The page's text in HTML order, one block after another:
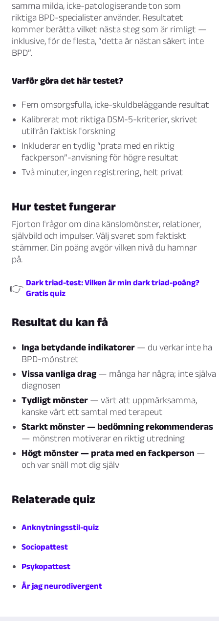
samma milda, icke-patologiserande ton som
riktiga BPD-specialister använder. Resultatet
kommer berätta vilket nästa steg som är rimligt —
inklusive, för de flesta, “detta är nästan säkert inte
BPD”.
Varför göra det här testet?
Fem omsorgsfulla, icke-skuldbeläggande resultat
Kalibrerat mot riktiga DSM-5-kriterier, skrivet
utifrån faktisk forskning
Inkluderar en tydlig “prata med en riktig
fackperson”-anvisning för högre resultat
Två minuter, ingen registrering, helt privat
Hur testet fungerar
Fjorton frågor om dina känslomönster, relationer,
självbild och impulser. Välj svaret som faktiskt
stämmer. Din poäng avgör vilken nivå du hamnar
på.
👉 Dark triad-test: Vilken är min dark triad-poäng?
Gratis quiz
Resultat du kan få
Inga betydande indikatorer — du verkar inte ha
BPD-mönstret
Vissa vanliga drag — många har några; inte själva
diagnosen
Tydligt mönster — värt att uppmärksamma,
kanske värt ett samtal med terapeut
Starkt mönster — bedömning rekommenderas
— mönstren motiverar en riktig utredning
Högt mönster — prata med en fackperson —
och var snäll mot dig själv
Relaterade quiz
Anknytningsstil-quiz
Sociopattest
Psykopattest
Är jag neurodivergent